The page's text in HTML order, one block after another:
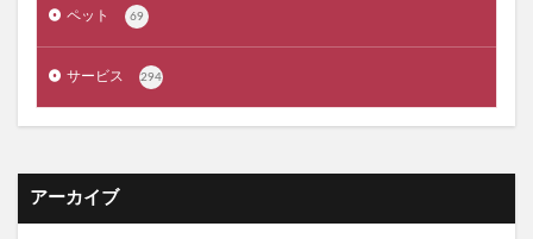
ベルシュヴーシャンプー
カラタスケアNMN
ファンケル無添加ブライトニング 透明美白1ヵ月集中キット
ZAO SODA(ザオウソーダ) 大人のカロリミット
OBREMO(オブレモ)
ペット 69
サービス 294
アーカイブ